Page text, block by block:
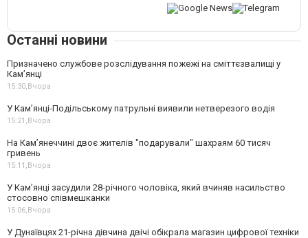
Останні новини
Призначено службове розслідування пожежі на сміттєзвалищі у
Кам’янці
15:30,Вчора
У Кам’янці-Подільському патрульні виявили нетверезого водія
15:21,Вчора
На Камʼянеччині двоє жителів "подарували" шахраям 60 тисяч
гривень
15:11,Вчора
У Камʼянці засудили 28-річного чоловіка, який вчиняв насильство
стосовно співмешканки
15:06,Вчора
У Дунаївцях 21-річна дівчина двічі обікрала магазин цифрової техніки